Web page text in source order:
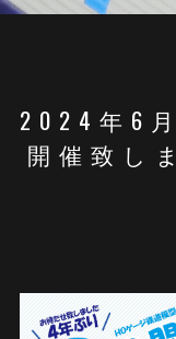
2024年6
開催致し